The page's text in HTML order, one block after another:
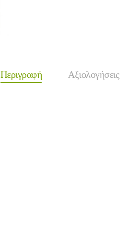
Περιγραφή